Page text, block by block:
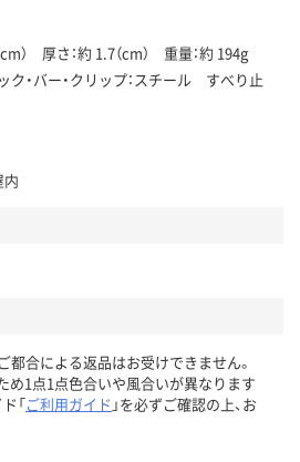
） 厚さ：約 1.7（cm） 重量：約 194g
ク・バー・クリップ：スチール すべり止
内
都合による返品はお受けできません。
1点1点色合いや風合いが異なります
「ご利用ガイド 」を必ずご確認の上、お